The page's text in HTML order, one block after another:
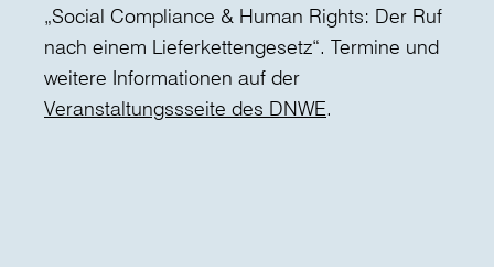
„Social Compliance & Human Rights: Der Ruf
nach einem Lieferkettengesetz“. Termine und
weitere Informationen auf der
Veranstaltungssseite des DNWE.